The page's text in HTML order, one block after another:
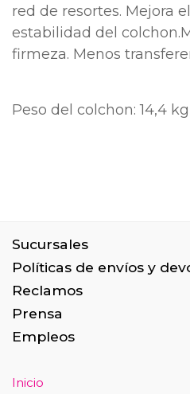
red de resortes. Mejora
estabilidad del colchon.
firmeza. Menos
Peso del colchon: 14,4 kg
Sucursales
Políticas de envíos y
Reclamos
Prensa
Empleos
Inicio